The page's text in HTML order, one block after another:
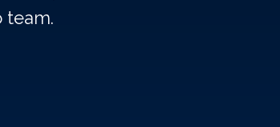
team.